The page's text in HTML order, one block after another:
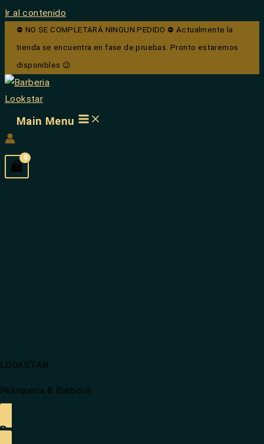
Ir al contenido
⛔ NO SE COMPLETARÁ NINGUN PEDIDO ⛔ Actualmente la
tienda se encuentra en fase de pruebas. Pronto estaremos
disponibles 😉
Main Menu
LOOKSTAR
Peluquería & Barbería
Reservar cita